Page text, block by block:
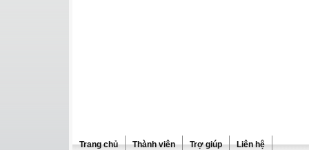
Trang chủ Thành viên Trợ giúp Liên hệ